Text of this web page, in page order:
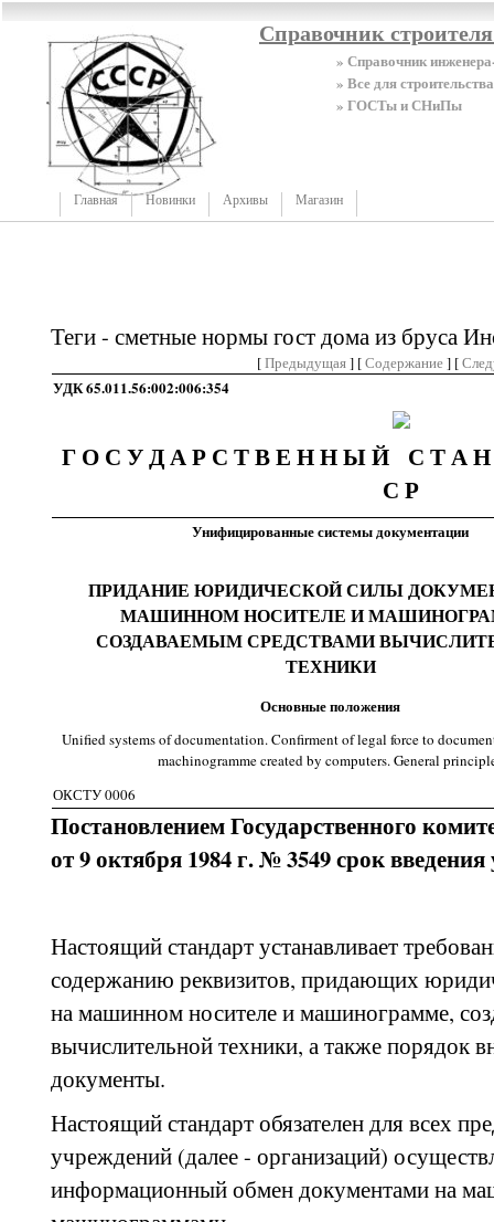
Справочник
» Справочник
» Все для строительства
» ГОСТы и СНиПы
Главная Новинки Архивы Магазин
Теги - сметные нормы гост дома из бруса
[Предыдущая] [Содержание] [
УДК 65.011.56:002:006:354
Г О С У Д А Р С Т В Е Н Н Ы Й С Т А
С Р
Унифицированные системы документации
ПРИДАНИЕ ЮРИДИЧЕСКОЙ СИЛЫ
МАШИННОМ НОСИТЕЛЕ И
СОЗДАВАЕМЫМ СРЕДСТВАМИ
ТЕХНИКИ
Основные положения
Unified systems of documentation. Confirment of legal force to
machinogramme created by computers. General
ОКСТУ 0006
Постановлением Государственного
от 9 октября 1984 г. № 3549 срок введения
Настоящий стандарт устанавливает
содержанию реквизитов, придающих
на машинном носителе и машинограмме,
вычислительной техники, а также порядок
документы.
Настоящий стандарт обязателен для всех
учреждений (далее - организаций)
информационный обмен документами на